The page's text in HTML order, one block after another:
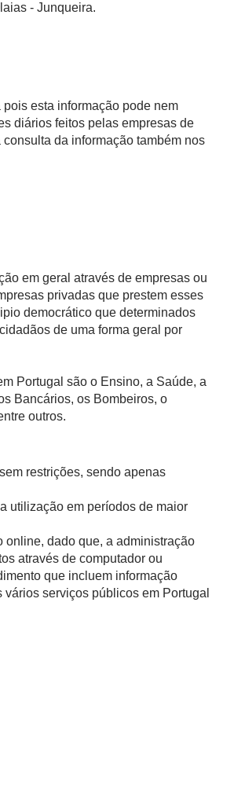
- Junqueira.
esta informação pode nem
diários feitos pelas empresas de
da informação também nos
em geral através de empresas ou
privadas que prestem esses
democrático que determinados
de uma forma geral por
Portugal são o Ensino, a Saúde, a
Bancários, os Bombeiros, o
outros.
restrições, sendo apenas
utilização em períodos de maior
online, dado que, a administração
através de computador ou
que incluem informação
serviços públicos em Portugal